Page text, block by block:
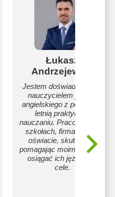
Łukasz
Andrzejewski
Jestem doświadczonym
nauczycielem języka
angielskiego z ponad 20-
letnią praktyką w
nauczaniu. Pracowałem w
szkołach, firmach oraz
oświacie, skutecznie
pomagając moim uczniom
osiągać ich językowe
cele.